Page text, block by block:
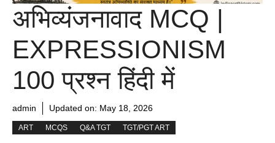
अभिव्यंजनावाद MCQ |
EXPRESSIONISM
100 प्रश्न हिंदी में
admin Updated on: May 18, 2026
ART MCQS Q&A TGT TGT/PGT ART